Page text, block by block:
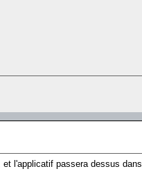
l'applicatif passera dessus